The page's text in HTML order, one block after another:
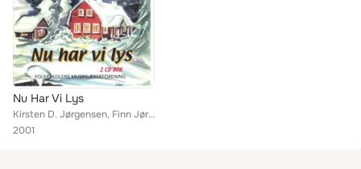
Nu Har Vi Lys
Kirsten D. Jørgensen, Finn Jørgensen
2001